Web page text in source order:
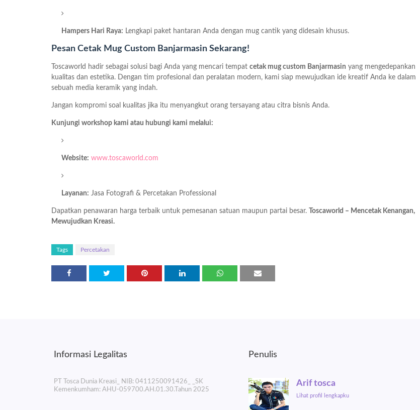
Hampers Hari Raya: Lengkapi paket hantaran Anda dengan mug cantik yang didesain khusus.
Pesan Cetak Mug Custom Banjarmasin Sekarang!
Toscaworld hadir sebagai solusi bagi Anda yang mencari tempat cetak mug custom Banjarmasin yang mengedepankan
kualitas dan estetika. Dengan tim profesional dan peralatan modern, kami siap mewujudkan ide kreatif Anda ke dalam
sebuah media keramik yang indah.
Jangan kompromi soal kualitas jika itu menyangkut orang tersayang atau citra bisnis Anda.
Kunjungi workshop kami atau hubungi kami melalui:
Website: www.toscaworld.com
Layanan: Jasa Fotografi & Percetakan Professional
Dapatkan penawaran harga terbaik untuk pemesanan satuan maupun partai besar.
Toscaworld – Mencetak Kenangan,
Mewujudkan Kreasi.
Tags Percetakan
Informasi Legalitas
PT Tosca Dunia Kreasi_ NIB: 0411250091426_ _SK
Kemenkumham: AHU-059700.AH.01.30.Tahun 2025
Penulis
Arif tosca
Lihat profil lengkapku